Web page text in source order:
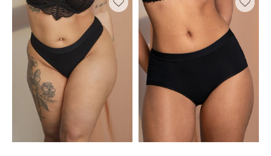
Cozy
Basic
Black
Panty
Cozy
Basic
Black